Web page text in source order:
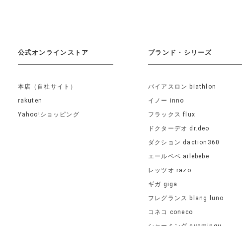
公式オンラインストア
本店（自社サイト）
rakuten
Yahoo!ショッピング
ブランド・シリーズ
バイアスロン biathlon
イノー inno
フラックス flux
ドクターデオ dr.deo
ダクション daction360
エールベベ ailebebe
レッツオ razo
ギガ giga
フレグランス blang luno
コネコ coneco